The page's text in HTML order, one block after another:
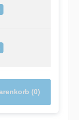
(0)